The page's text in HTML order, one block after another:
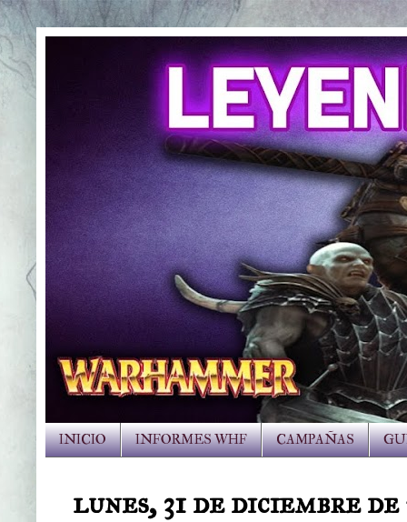
INICIO INFORMES WHF CAMPAÑAS
lunes, 31 de diciembre de